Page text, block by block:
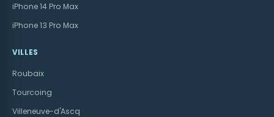
iPhone 14 Pro Max
iPhone 13 Pro Max
VILLES
Roubaix
Tourcoing
Villeneuve-d'Ascq